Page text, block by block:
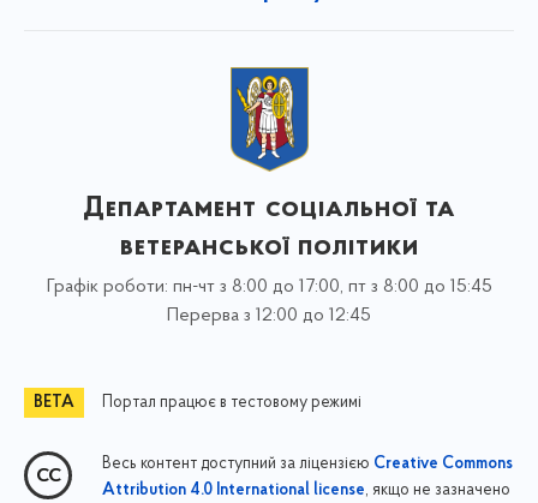
Департамент соціальної та
ветеранської політики
Графік роботи: пн-чт з 8:00 до 17:00, пт з 8:00 до 15:45
Перерва з 12:00 до 12:45
Портал працює в тестовому режимі
Весь контент доступний за ліцензією Creative Commons
Attribution 4.0 International license, якщо не зазначено